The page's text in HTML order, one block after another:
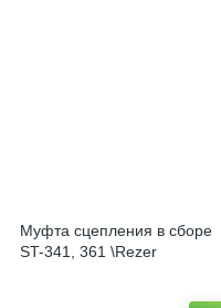
Муфта сцепления в сборе
ST-341, 361 \Rezer